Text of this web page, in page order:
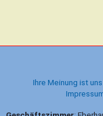
e
g
Ihre Meinung ist